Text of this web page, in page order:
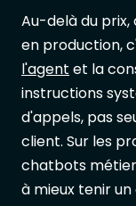
Au-delà du
en production,
l'agent et la
instructions
d'appels, pas
client. Sur les
chatbots
à mieux tenir